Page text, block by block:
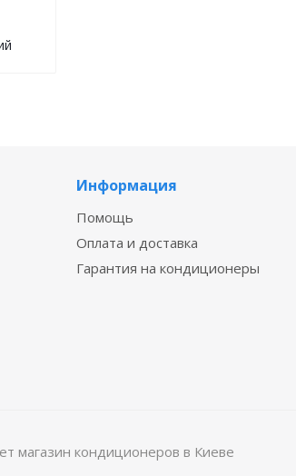
Информация
Помощь
Оплата и доставка
Гарантия на кондиционеры
магазин кондиционеров в Киеве